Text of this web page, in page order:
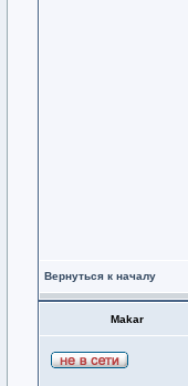
Вернуться к началу
Makar